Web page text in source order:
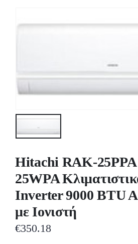
Hitachi RAK-
25WPA
Inverter 9000 BTU
με Ιονιστή
€350.18